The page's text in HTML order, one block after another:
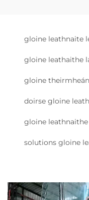
gloine leathnaite
gloine leathaithe
gloine
doirse gloine
gloine
solutions gloine